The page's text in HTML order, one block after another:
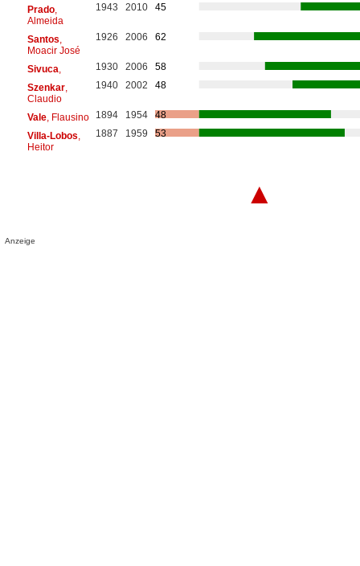
Prado,
Almeida
1943 2010 45
Santos
Moacir José
1926 2006 62
Sivuca 1930 2006
58
Szenkar,
Claudio
1940 2002 48
Vale, Flausino 1894 1954
48
Villa-Lobos
Heitor
1887 1959 53
▲
Anzeige